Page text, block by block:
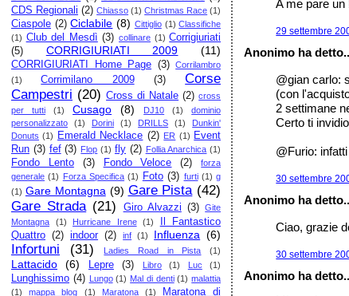
CDS Regionali (2) Chiasso (1) Christmas Race (1)
Ciaspole (2) Ciclabile (8) Cittiglio (1) Classifiche
(1) Club del Mesdì (3) collinare (1) Corrigiuriati
(5)
CORRIGIURIATI 2009 (11)
CORRIGIURIATI Home Page (3)
Corrilambro
(1)
Corrimilano 2009 (3)
Corse
Campestri (20) Cross di Natale (2) cross
per tutti
(1) Cusago (8) DJ10 (1)
dominio
personalizzato
(1) Dorini (1) DRILLS (1)
Dunkin'
Donuts (1) Emerald Necklace (2) ER (1) Event
Run (3) fef (3) Flop (1) fly (2) Follia Anarchica (1)
Fondo Lento (3) Fondo Veloce (2)
forza
generale (1) Forza Specifica (1) Foto (3) furti (1) g
(1) Gare Montagna (9) Gare Pista (42)
Gare Strada (21) Giro Alvazzi (3)
Gite
Montagna
(1) Hurricane Irene (1)
Il Fantastico
Quattro (2) indoor (2) inf (1) Influenza (6)
Infortuni (31) Ladies Road in Pista (1)
Lattacido (6) Lepre (3) Libro (1) Luc (1)
Lunghissimo (4) Lungo (1) Mal di denti (1) malattia
(1)
mappa blog (1) Maratona (1)
Maratona di
A me pare
29 settembre
Anonimo ha
@gian carlo:
(con
2 settimane
Certo ti
@Furio:
30 settembre
Anonimo ha
Ciao, grazie
30 settembre
Anonimo ha